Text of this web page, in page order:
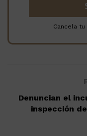
Cancela
Denuncian el
inspección